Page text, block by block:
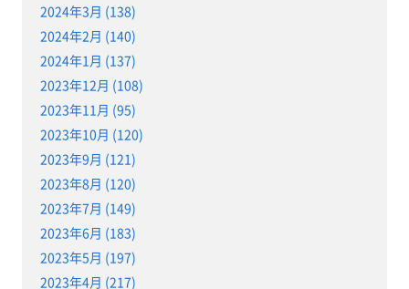
2024年3月 (138)
2024年2月 (140)
2024年1月 (137)
2023年12月 (108)
2023年11月 (95)
2023年10月 (120)
2023年9月 (121)
2023年8月 (120)
2023年7月 (149)
2023年6月 (183)
2023年5月 (197)
2023年4月 (217)